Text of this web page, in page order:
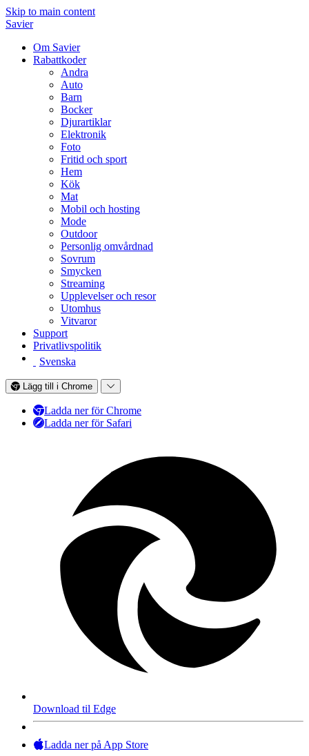
Skip to main content
Savier
Om Savier
Rabattkoder
Andra
Auto
Barn
Bocker
Djurartiklar
Elektronik
Foto
Fritid och sport
Hem
Kök
Mat
Mobil och hosting
Mode
Outdoor
Personlig omvårdnad
Sovrum
Smycken
Streaming
Upplevelser och resor
Utomhus
Vitvaror
Support
Privatlivspolitik
Svenska
Lägg till i Chrome
Ladda ner för Chrome
Ladda ner för Safari
Download til Edge
Ladda ner på App Store